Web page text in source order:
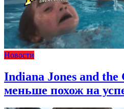
Новости
Indiana Jones and
меньше похож на